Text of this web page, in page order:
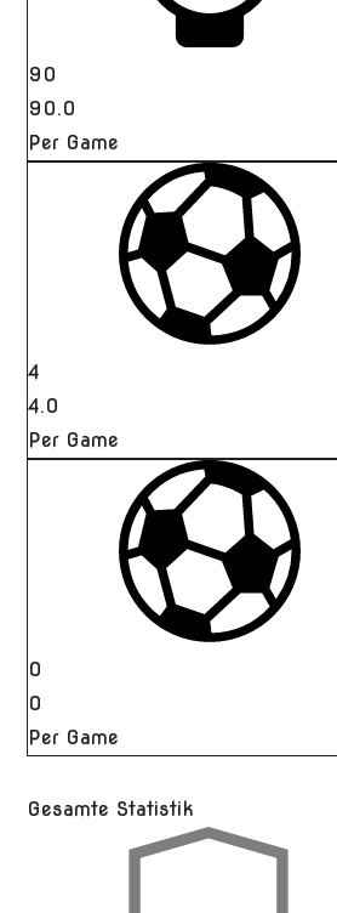
90
90.0
Per Game
4
4.0
Per Game
0
0
Per Game
Gesamte Statistik